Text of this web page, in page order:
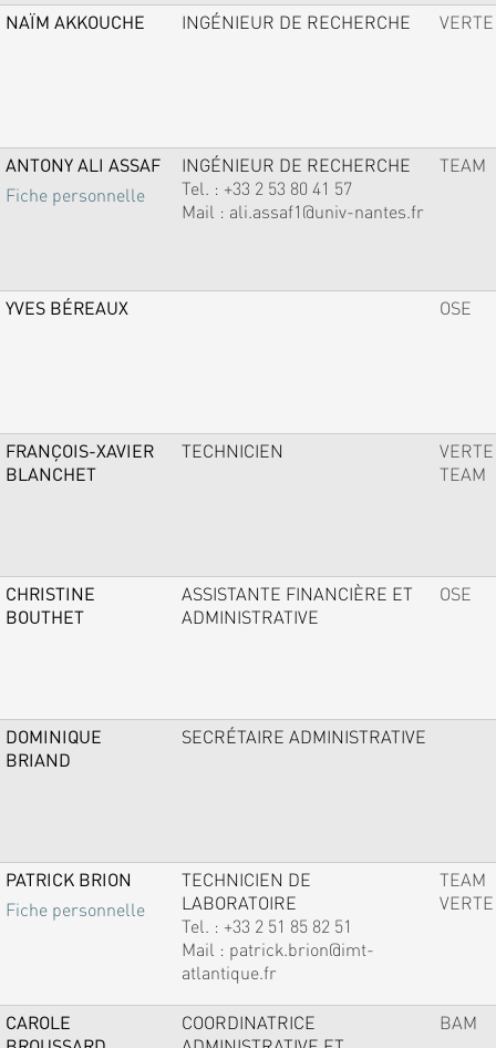
NAÏM AKKOUCHE INGÉNIEUR DE RECHERCHE VERTE
ANTONY ALI ASSAF
Fiche personnelle
INGÉNIEUR DE RECHERCHE
Tel. : +33 2 53 80 41 57
Mail : ali.assaf1@univ-nantes.fr
TEAM
YVES BÉREAUX OSE
FRANÇOIS-XAVIER
BLANCHET
TECHNICIEN
VERTE
TEAM
CHRISTINE
BOUTHET
ASSISTANTE FINANCIÈRE ET
ADMINISTRATIVE
OSE
DOMINIQUE
BRIAND
SECRÉTAIRE ADMINISTRATIVE
PATRICK BRION
Fiche personnelle
TECHNICIEN DE
LABORATOIRE
Tel. : +33 2 51 85 82 51
Mail : patrick.brion@imt-
atlantique.fr
TEAM
VERTE
CAROLE
COORDINATRICE
BAM